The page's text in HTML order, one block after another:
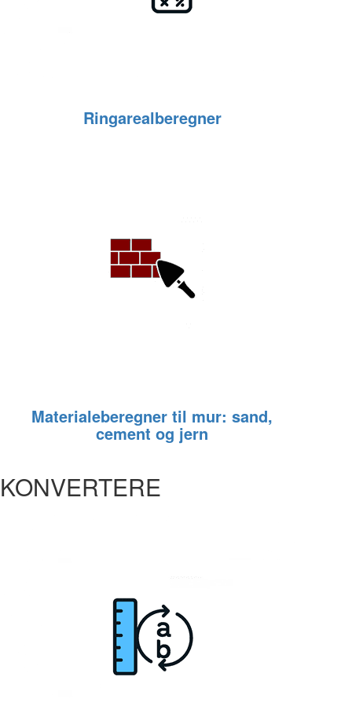
Ringarealberegner
Materialeberegner til mur: sand,
cement og jern
KONVERTERE